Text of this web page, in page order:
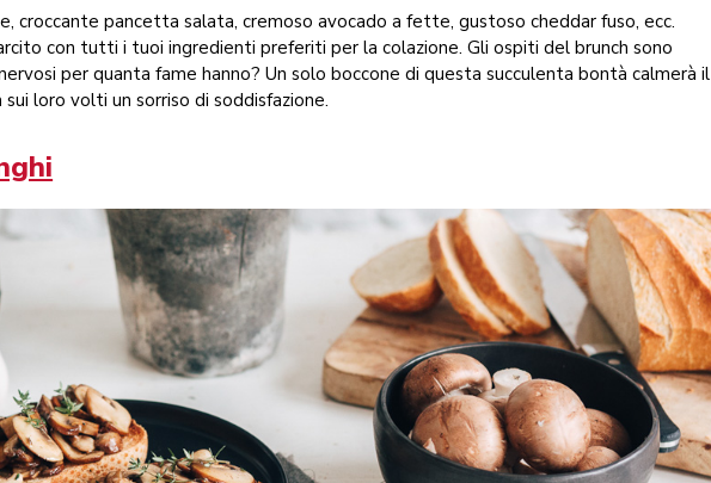
croccante pancetta salata, cremoso avocado a fette, gustoso cheddar fuso, ecc.
con tutti i tuoi ingredienti preferiti per la colazione. Gli ospiti del brunch sono
per quanta fame hanno? Un solo boccone di questa succulenta bontà calmerà il
loro volti un sorriso di soddisfazione.